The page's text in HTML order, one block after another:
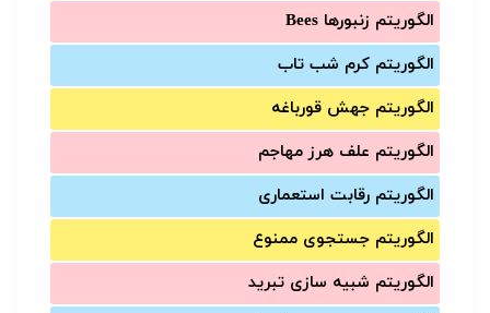
الگوریتم زنبورها Bees
الگوریتم کرم شب تاب
الگوریتم جهش قورباغه
الگوریتم علف هرز مهاجم
الگوریتم رقابت استعماری
الگوریتم جستجوی ممنوع
الگوریتم شبیه سازی تبرید